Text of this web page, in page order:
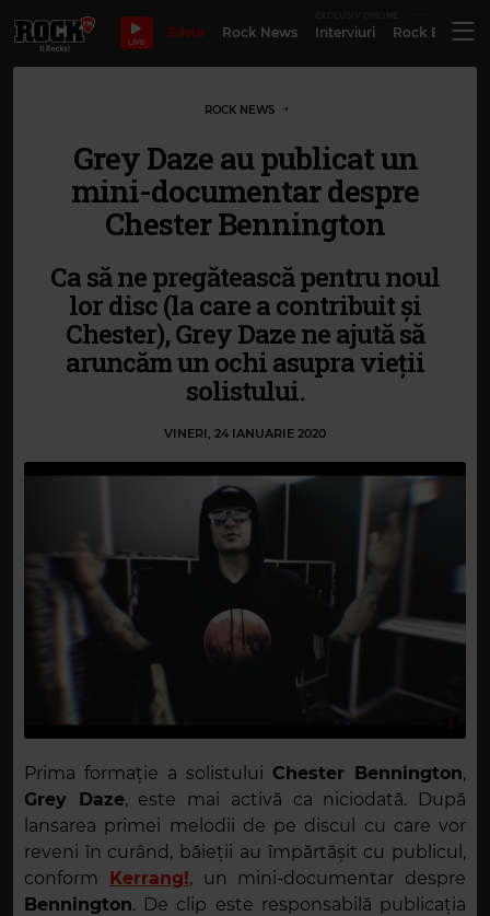
LIVE
Bilete Rock News Interviuri Rock
ROCK NEWS
Grey Daze au publicat un
mini-documentar despre
Chester Bennington
Ca să ne pregătească pentru noul
lor disc (la care a contribuit și
Chester), Grey Daze ne ajută să
aruncăm un ochi asupra vieții
solistului.
VINERI, 24 IANUARIE 2020
Prima formație a solistului Chester Bennington,
Grey Daze, este mai activă ca niciodată. După
lansarea primei melodii de pe discul cu care vor
reveni în curând, băieții au împărtășit cu publicul,
conform Kerrang!, un mini-documentar despre
Bennington. De clip este responsabilă publicația